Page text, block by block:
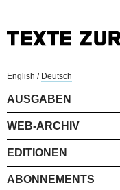
English / Deutsch
AUSGABEN
WEB-ARCHIV
EDITIONEN
ABONNEMENTS